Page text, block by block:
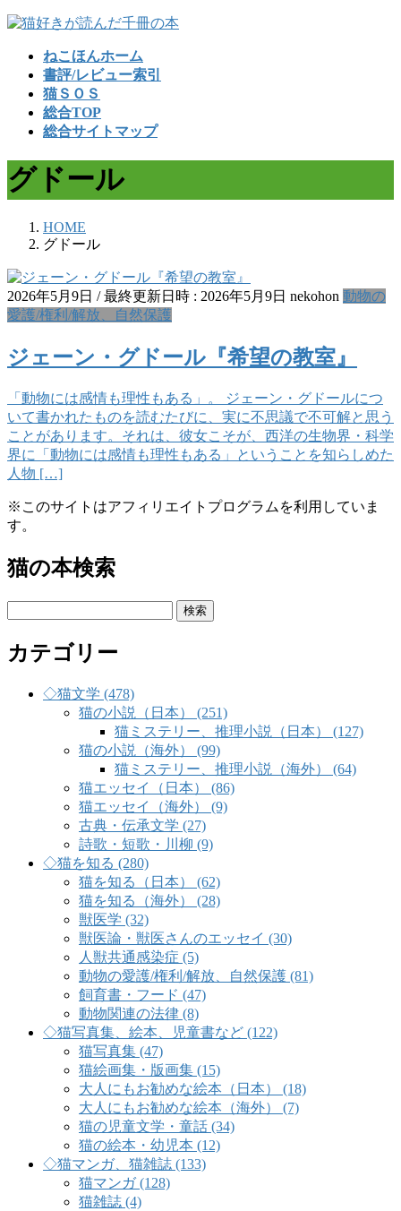
コ
ッ
プ
ナ
移
動
ねこほんホーム
書評/レビュー索引
猫ＳＯＳ
総合TOP
総合サイトマップ
グドール
HOME
グドール
2026年5月9日 / 最終更新日時 : 2026年5月9日 nekohon 動物の
愛護/権利/解放、自然保護
ジェーン・グドール『希望の教室』
「動物には感情も理性もある」。 ジェーン・グドールにつ
いて書かれたものを読むたびに、実に不思議で不可解と思う
ことがあります。それは、彼女こそが、西洋の生物界・科学
界に「動物には感情も理性もある」ということを知らしめた
人物 […]
※このサイトはアフィリエイトプログラムを利用していま
す。
猫の本検索
カテゴリー
◇猫文学 (478)
猫の小説（日本） (251)
猫ミステリー、推理小説（日本） (127)
猫の小説（海外） (99)
猫ミステリー、推理小説（海外） (64)
猫エッセイ（日本） (86)
猫エッセイ（海外） (9)
古典・伝承文学 (27)
詩歌・短歌・川柳 (9)
◇猫を知る (280)
猫を知る（日本） (62)
猫を知る（海外） (28)
獣医学 (32)
獣医論・獣医さんのエッセイ (30)
人獣共通感染症 (5)
動物の愛護/権利/解放、自然保護 (81)
飼育書・フード (47)
動物関連の法律 (8)
◇猫写真集、絵本、児童書など (122)
猫写真集 (47)
猫絵画集・版画集 (15)
大人にもお勧めな絵本（日本） (18)
大人にもお勧めな絵本（海外） (7)
猫の児童文学・童話 (34)
猫の絵本・幼児本 (12)
◇猫マンガ、猫雑誌 (133)
猫マンガ (128)
猫雑誌 (4)